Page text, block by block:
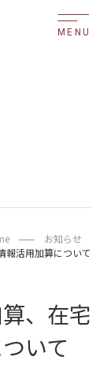
MENU
お知らせ
報活用加算について
、在宅
いて